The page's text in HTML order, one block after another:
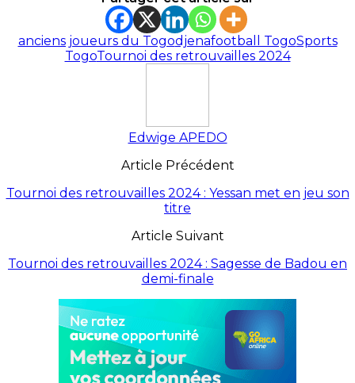
anciens joueurs du Togodjenafootball TogoSports
TogoTournoi des retrouvailles 2024
Edwige APEDO
Article Précédent
Tournoi des retrouvailles 2024 : Yessan met en jeu son
titre
Article Suivant
Tournoi des retrouvailles 2024 : Sagesse de Badou en
demi-finale